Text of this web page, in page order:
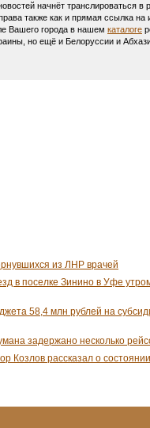
начнёт транслироваться в
также как и прямая ссылка на
Вашего города в нашем каталоге
но ещё и Белоруссии и
из ЛНР врачей
в поселке Зинино в Уфе
58,4 млн рублей на
задержано несколько
Козлов рассказал о